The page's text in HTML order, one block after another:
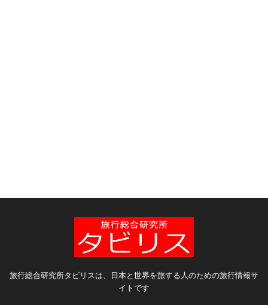
旅行総合研究所タビリスは、日本と世界を旅する人のための旅行情報サ
イトです